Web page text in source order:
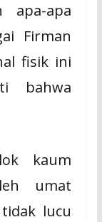
apa-apa
Firman
fisik ini
bahwa
kaum
umat
lucu